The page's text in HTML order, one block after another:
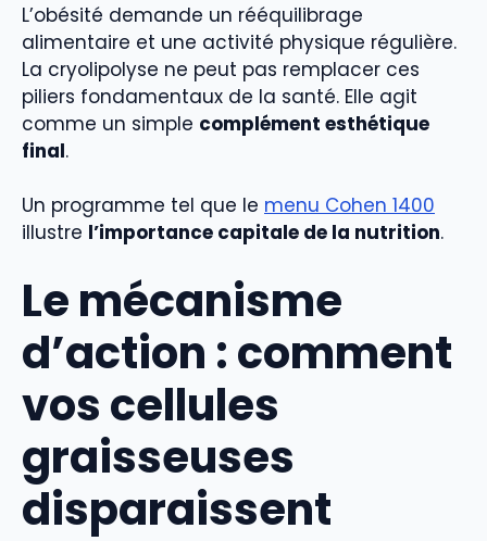
L’obésité demande un rééquilibrage
alimentaire et une activité physique régulière.
La cryolipolyse ne peut pas remplacer ces
piliers fondamentaux de la santé. Elle agit
comme un simple complément esthétique
final.
Un programme tel que le menu Cohen 1400
illustre l’importance capitale de la nutrition.
Le mécanisme
d’action : comment
vos cellules
graisseuses
disparaissent